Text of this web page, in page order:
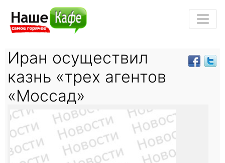
Иран осуществил
казнь «трех агентов
«Моссад»